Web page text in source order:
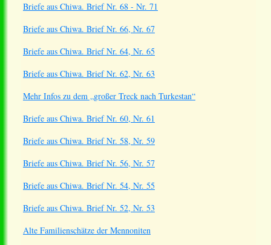
Briefe aus Chiwa. Brief Nr. 68 - Nr. 71
Briefe aus Chiwa. Brief Nr. 66, Nr. 67
Briefe aus Chiwa. Brief Nr. 64, Nr. 65
Briefe aus Chiwa. Brief Nr. 62, Nr. 63
Mehr Infos zu dem „großer Treck nach Turkestan“
Briefe aus Chiwa. Brief Nr. 60, Nr. 61
Briefe aus Chiwa. Brief Nr. 58, Nr. 59
Briefe aus Chiwa. Brief Nr. 56, Nr. 57
Briefe aus Chiwa. Brief Nr. 54, Nr. 55
Briefe aus Chiwa. Brief Nr. 52, Nr. 53
Alte Familienschätze der Mennoniten